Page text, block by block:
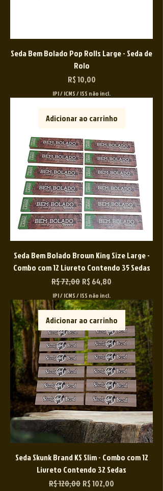
Seda Bem Bolado Pop Rolls Large - Seda de
Rolo
Preço
R$ 10,00
IPI / ICMS / ISS não incl.
Adicionar ao carrinho
Seda Bem Bolado Brown King Size Large -
Combo com 12 Livreto Contendo 35 Sedas
Preço normal
R$ 72,00 Preço promocional
R$ 64,80
IPI / ICMS / ISS não incl.
Adicionar ao carrinho
Seda Skunk Brand KS Slim - Combo com 12
Livreto Contendo 32 Sedas
Preço normal
R$ 120,00 Preço promocional
R$ 102,00